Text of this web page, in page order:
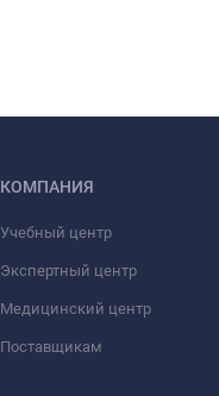
КОМПАНИЯ
Учебный центр
Экспертный центр
Медицинский центр
Поставщикам